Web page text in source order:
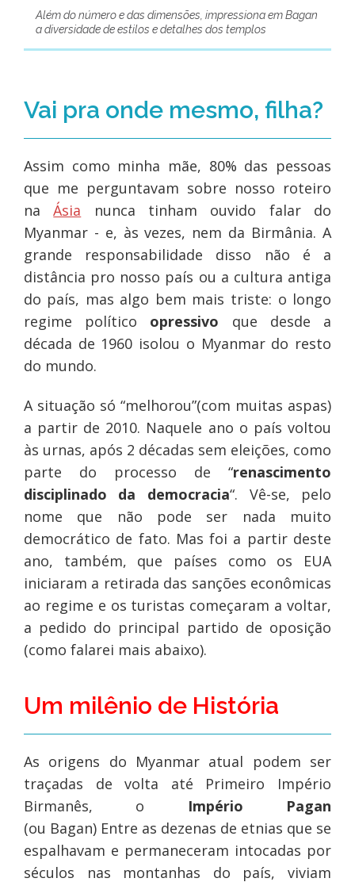
Além do número e das dimensões, impressiona em Bagan
a diversidade de estilos e detalhes dos templos
Vai pra onde mesmo, filha?
Assim como minha mãe, 80% das pessoas
que me perguntavam sobre nosso roteiro
naÁsia nunca tinham ouvido falar do
Myanmar - e, às vezes, nem da Birmânia. A
grande responsabilidade disso não é a
distância pro nosso país ou a cultura antiga
do país, mas algo bem mais triste: o longo
regime político opressivo que desde a
década de 1960 isolou o Myanmar do resto
do mundo.
A situação só “melhorou”(com muitas aspas)
a partir de 2010. Naquele ano o país voltou
às urnas, após 2 décadas sem eleições, como
parte do processo de “renascimento
disciplinado da democracia“. Vê-se, pelo
nome que não pode ser nada muito
democrático de fato. Mas foi a partir deste
ano, também, que países como os EUA
iniciaram a retirada das sanções econômicas
ao regime e os turistas começaram a voltar,
a pedido do principal partido de oposição
(como falarei mais abaixo).
Um milênio de História
As origens do Myanmar atual podem ser
traçadas de volta até Primeiro Império
Birmanês, o Império Pagan
(ou Bagan) Entre as dezenas de etnias que se
espalhavam e permaneceram intocadas por
séculos nas montanhas do país, viviam